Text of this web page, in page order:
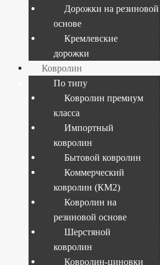
› Products
Ковролин Tarkett Orion New
Ковролин
Orion New
Текущий размер:4x25 м
О наличие и стоимости
Дорожки на резиновой
основе
Кремлевские
дорожки
Ковролин
По типу
Ковролин премиум
класса
Импортный
ковролин
Бытовой ковролин
Коммерческий
ковролин (КМ2)
Ковролин на
резиновой основе
Шерстяной
ковролин
Ковролин-циновки